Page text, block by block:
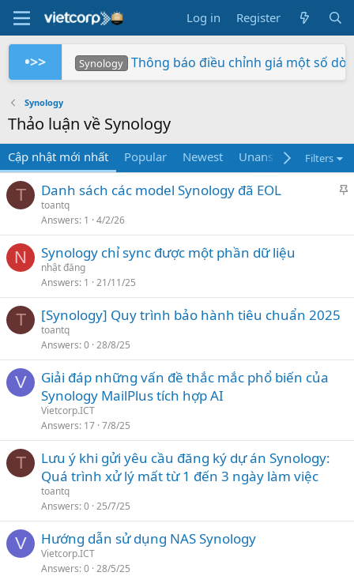
Log in Register
•>> Synology Thông báo điều chỉnh giá một số
Synology
Thảo luận về Synology
Cập nhật mới nhất Popular Newest UnansweredFilters
T
S
c
Danh sách các model Synology đã EOL
toantq
Answers 1 4/2/26
N Synology chỉ sync được một phần dữ liệu
nhật đăng
Answers 1 21/11/25
T [Synology] Quy trình bảo hành tiêu chuẩn 2025
toantq
Answers 0 28/8/25
V
Giải đáp những vấn đề thắc mắc phổ biến của
Synology MailPlus tích hợp AI
Vietcorp.ICT
Answers 17 7/8/25
T
Lưu ý khi gửi yêu cầu đăng ký dự án Synology:
Quá trình xử lý mất từ 1 đến 3 ngày làm việc
toantq
Answers 0 25/7/25
V Hướng dẫn sử dụng NAS Synology
Vietcorp.ICT
Answers 0 28/5/25